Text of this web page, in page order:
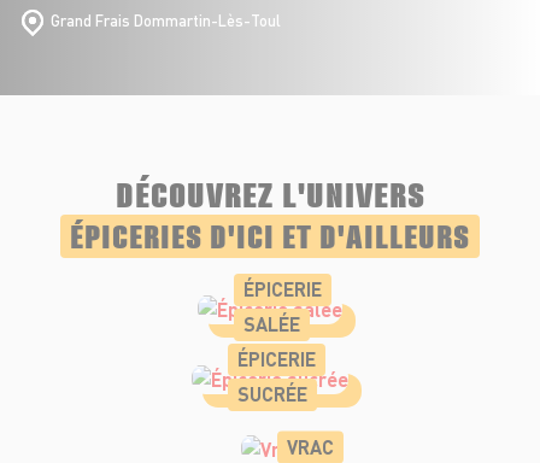
Grand Frais Dommartin-Lès-Toul
DÉCOUVREZ L'UNIVERS
ÉPICERIES D'ICI ET D'AILLEURS
ÉPICERIE
SALÉE
ÉPICERIE
SUCRÉE
VRAC